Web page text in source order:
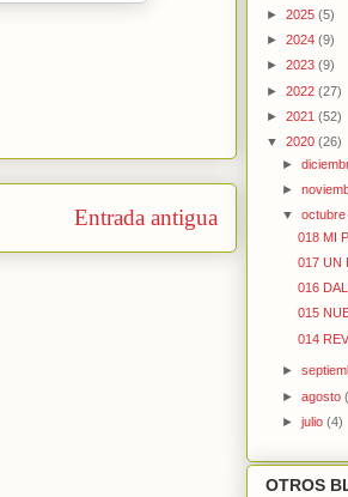
Entrada antigua
► 2025 (5)
► 2024 (9)
► 2023 (9)
► 2022 (27)
► 2021 (52)
▼ 2020 (26)
►
►
▼
018 MI
017 UN
016
015
014
►
►agosto
►julio(4)
OTROS